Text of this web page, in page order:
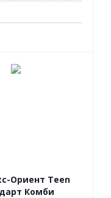
Ориент Teen
Комби